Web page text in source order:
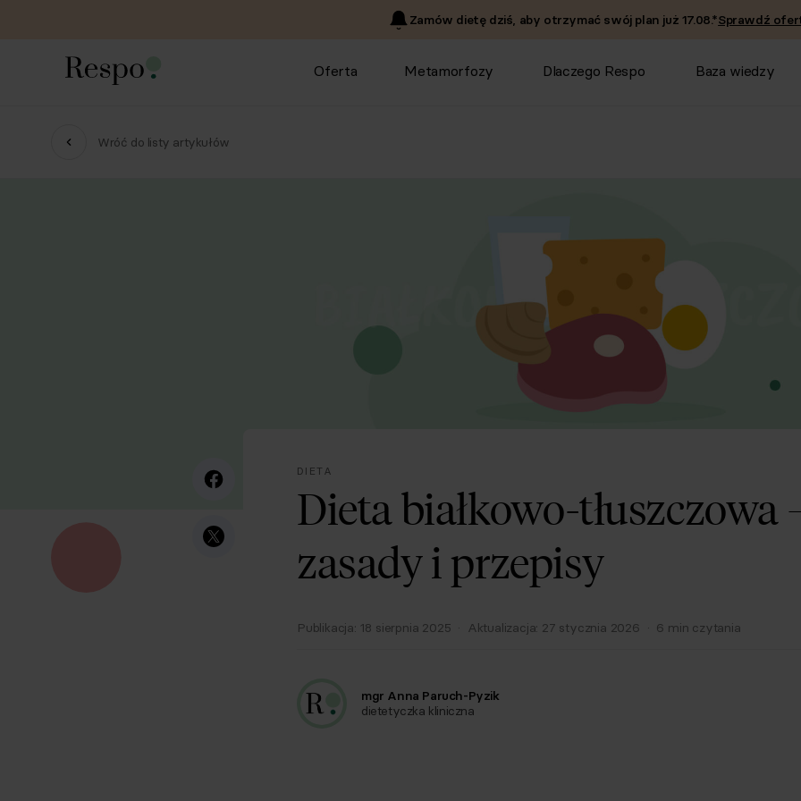
Zamów dietę dziś, aby otrzymać swój plan już 17.08.*Sprawdź
Oferta Metamorfozy Dlaczego Respo Baza wiedzy
Wróć do listy artykułów
DIETA
Dieta białkowo-tłuszczowa
zasady i przepisy
Publikacja: 18 sierpnia 2025 · Aktualizacja: 27 stycznia 2026 · 6 min czytania
mgr Anna Paruch-Pyzik
dietetyczka kliniczna